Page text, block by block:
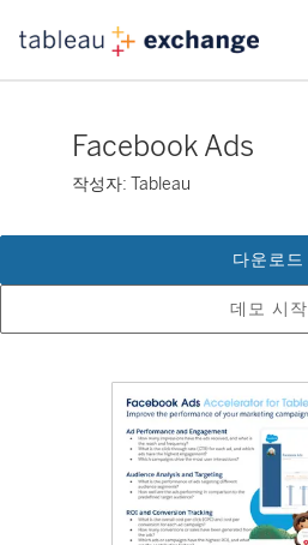
Facebook Ads
작성자: Tableau
데모 시작
다운로드